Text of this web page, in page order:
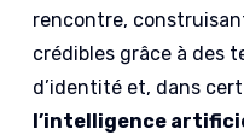
rencontre,
crédibles grâce à des
d’identité et, dans
l’intelligence